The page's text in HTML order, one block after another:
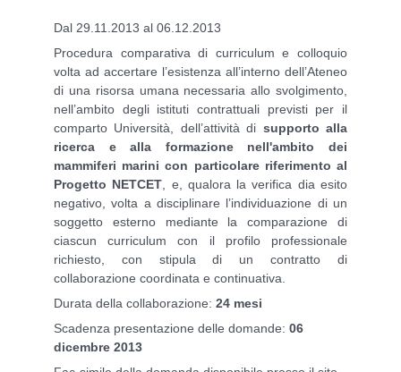
Dal 29.11.2013 al 06.12.2013
Procedura comparativa di curriculum e colloquio
volta ad accertare l’esistenza all’interno dell’Ateneo
di una risorsa umana necessaria allo svolgimento,
nell’ambito degli istituti contrattuali previsti per il
comparto Università, dell’attività di supporto alla
ricerca e alla formazione nell'ambito dei
mammiferi marini con particolare riferimento al
Progetto NETCET , e, qualora la verifica dia esito
negativo, volta a disciplinare l’individuazione di un
soggetto esterno mediante la comparazione di
ciascun curriculum con il profilo professionale
richiesto, con stipula di un contratto di
collaborazione coordinata e continuativa.
Durata della collaborazione: 24 mesi
Scadenza presentazione delle domande: 06
dicembre 2013